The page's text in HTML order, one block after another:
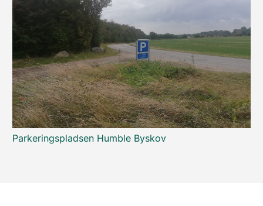
Parkeringspladsen Humble Byskov